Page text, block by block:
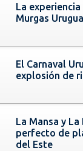
La
Murgas
El Carnaval
explosión de
La Mansa y
perfecto de
del Este